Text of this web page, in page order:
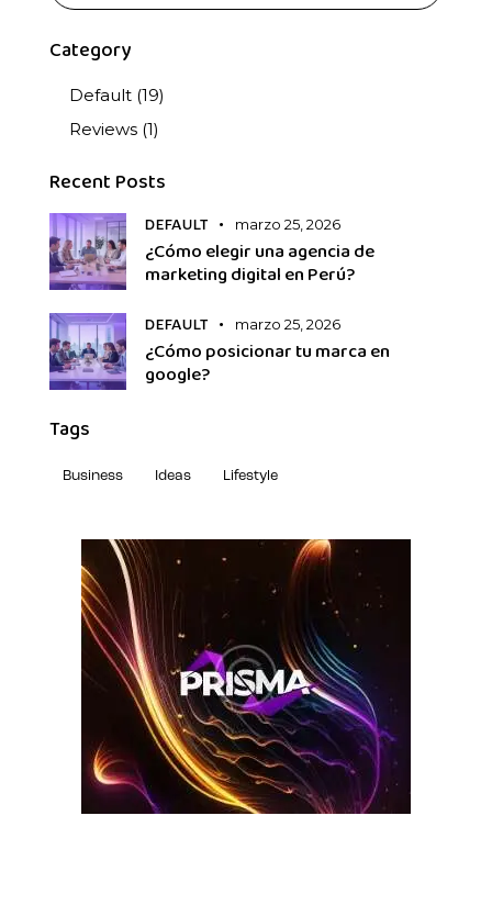
Category
Default (19)
Reviews (1)
Recent Posts
DEFAULT marzo 25, 2026
¿Cómo elegir una agencia de
marketing digital en Perú?
DEFAULT marzo 25, 2026
¿Cómo posicionar tu marca en
google?
Tags
Business Ideas Lifestyle